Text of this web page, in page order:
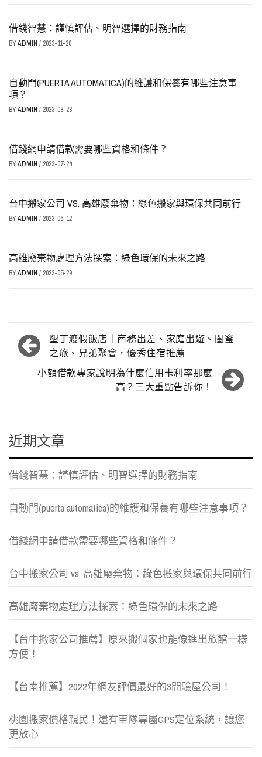
借錢智慧：謹慎評估、明智選擇的財務指南
BYADMIN / 2023-11-20
自動門(PUERTA AUTOMATICA)的維護和保養有哪些注意事
項？
BYADMIN / 2023-08-28
借錢網申請借款需要哪些資格和條件？
BYADMIN / 2023-07-24
台中搬家公司 VS. 高雄廢棄物：綠色搬家與環保共同前行
BYADMIN / 2023-06-12
高雄廢棄物處理方法探索：綠色環保的未來之路
BYADMIN / 2023-05-29
文
章
墾丁渡假飯店｜商務出差、家庭出遊、閨蜜
之旅、兄弟聚會，優秀住宿推薦
小額借款專家說明為什麼信用卡利率那麼
高？三大重點告訴你！
近期文章
借錢智慧：謹慎評估、明智選擇的財務指南
自動門(puerta automatica)的維護和保養有哪些注意事項？
借錢網申請借款需要哪些資格和條件？
台中搬家公司 vs. 高雄廢棄物：綠色搬家與環保共同前行
高雄廢棄物處理方法探索：綠色環保的未來之路
【台中搬家公司推薦】原來搬個家也能像進出旅館一樣
方便！
【台南推薦】2022年網友評價最好的3間驗屋公司！
桃園搬家價格親民！還有車隊專屬GPS定位系統，讓您
更放心